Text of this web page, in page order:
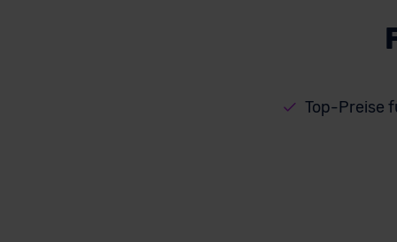
Top-Preise